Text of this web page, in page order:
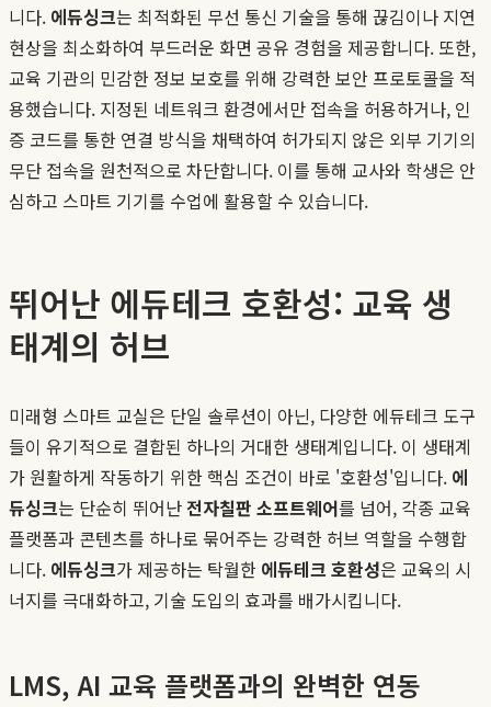
니다. 에듀싱크는 최적화된 무선 통신 기술을 통해 끊김이나 지연
현상을 최소화하여 부드러운 화면 공유 경험을 제공합니다. 또한,
교육 기관의 민감한 정보 보호를 위해 강력한 보안 프로토콜을 적
용했습니다. 지정된 네트워크 환경에서만 접속을 허용하거나, 인
증 코드를 통한 연결 방식을 채택하여 허가되지 않은 외부 기기의
무단 접속을 원천적으로 차단합니다. 이를 통해 교사와 학생은 안
심하고 스마트 기기를 수업에 활용할 수 있습니다.
뛰어난 에듀테크 호환성: 교육 생
태계의 허브
미래형 스마트 교실은 단일 솔루션이 아닌, 다양한 에듀테크 도구
들이 유기적으로 결합된 하나의 거대한 생태계입니다. 이 생태계
가 원활하게 작동하기 위한 핵심 조건이 바로 '호환성'입니다. 에
듀싱크는 단순히 뛰어난 전자칠판 소프트웨어를 넘어, 각종 교육
플랫폼과 콘텐츠를 하나로 묶어주는 강력한 허브 역할을 수행합
니다. 에듀싱크가 제공하는 탁월한 에듀테크 호환성은 교육의 시
너지를 극대화하고, 기술 도입의 효과를 배가시킵니다.
LMS, AI 교육 플랫폼과의 완벽한 연동